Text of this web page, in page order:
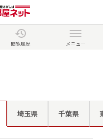
閲覧履歴 メニュー
埼玉県 千葉県